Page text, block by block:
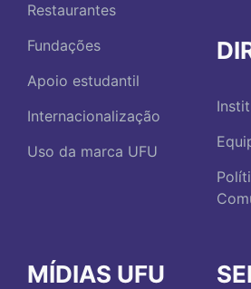
Restaurantes
Fundações
Apoio estudantil
Internacionalização
Uso da marca UFU
MÍDIAS UFU